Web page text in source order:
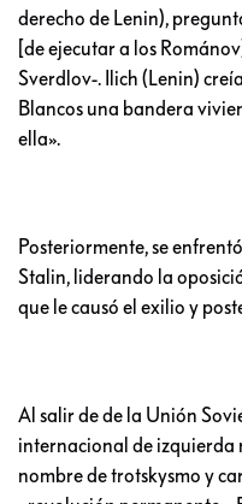
derecho de Lenin),
[de ejecutar a los
Sverdlov-. Ilich (Lenin)
Blancos una bandera
ella».
Posteriormente, se
Stalin, liderando la
que le causó el exilio y
Al salir de de la Unión
internacional de izquierda
nombre de trotskysmo y